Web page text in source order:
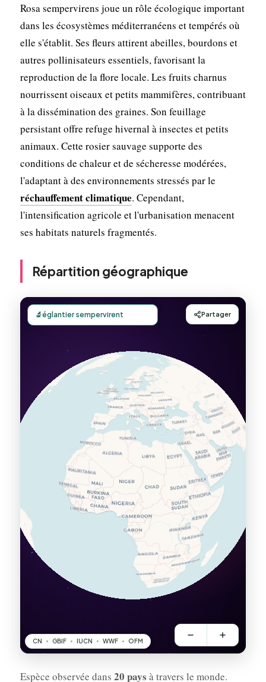
Rosa sempervirens joue un rôle écologique important
dans les écosystèmes méditerranéens et tempérés où
elle s'établit. Ses fleurs attirent abeilles, bourdons et
autres pollinisateurs essentiels, favorisant la
reproduction de la flore locale. Les fruits charnus
nourrissent oiseaux et petits mammifères, contribuant
à la dissémination des graines. Son feuillage
persistant offre refuge hivernal à insectes et petits
animaux. Cette rosier sauvage supporte des
conditions de chaleur et de sécheresse modérées,
l'adaptant à des environnements stressés par le
réchauffement climatique. Cependant,
l'intensification agricole et l'urbanisation menacent
ses habitats naturels fragmentés.
Répartition géographique
Espèce observée dans 20 pays à travers le monde.